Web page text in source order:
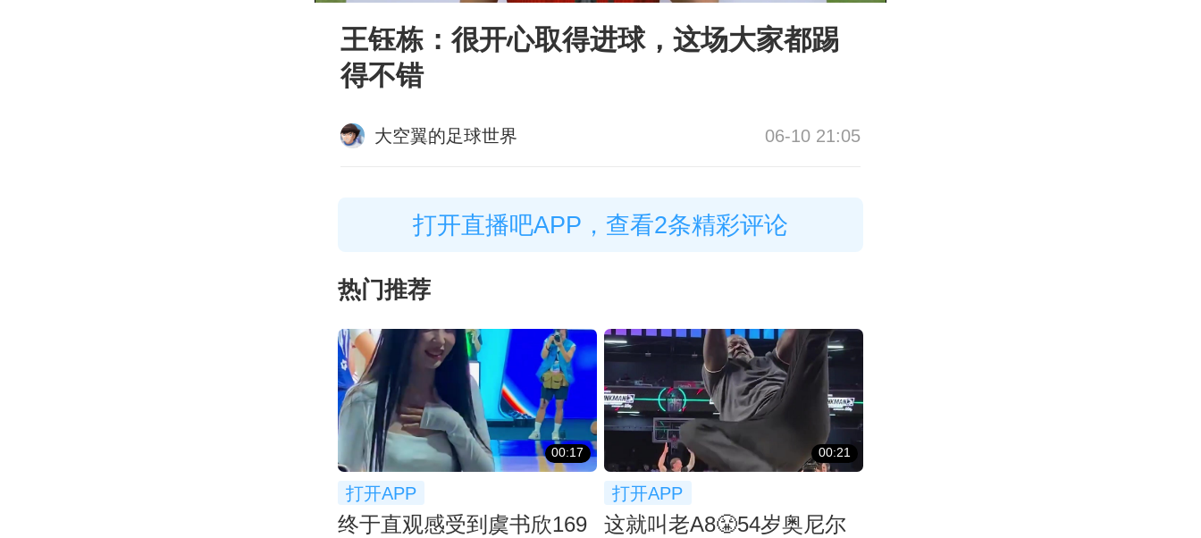
王钰栋：很开心取得进球，这场大家都踢
得不错
大空翼的足球世界 06-10 21:05
打开直播吧APP，查看2条精彩评论
热门推荐
00:17
打开APP
终于直观感受到虞书欣169
00:21
打开APP
这就叫老A8😤54岁奥尼尔